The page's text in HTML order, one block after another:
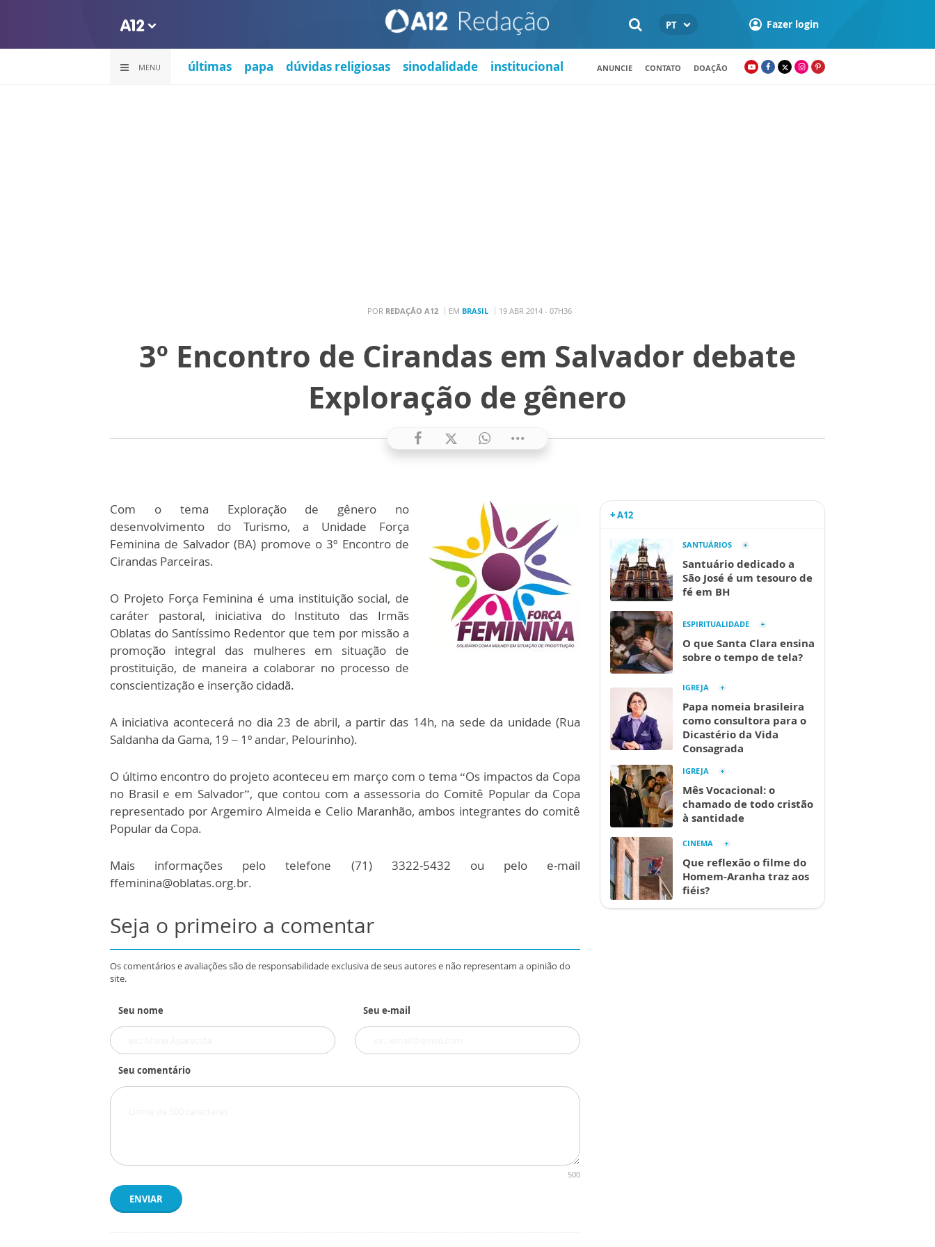
PT Fazer login
MENU últimas papa dúvidas religiosas sinodalidade institucional ANUNCIE CONTATO DOAÇÃO
POR REDAÇÃO A12 EM BRASIL 19 ABR 2014 - 07H36
3º Encontro de Cirandas em Salvador debate
Exploração de gênero
Com o tema Exploração de gênero no
desenvolvimento do Turismo, a Unidade Força
Feminina de Salvador (BA) promove o 3º Encontro de
Cirandas Parceiras.
O Projeto Força Feminina é uma instituição social, de
caráter pastoral, iniciativa do Instituto das Irmãs
Oblatas do Santíssimo Redentor que tem por missão a
promoção integral das mulheres em situação de
prostituição, de maneira a colaborar no processo de
conscientização e inserção cidadã.
A iniciativa acontecerá no dia 23 de abril, a partir das 14h, na sede da unidade (Rua
Saldanha da Gama, 19 – 1º andar, Pelourinho).
O último encontro do projeto aconteceu em março com o tema “Os impactos da Copa
no Brasil e em Salvador”, que contou com a assessoria do Comitê Popular da Copa
representado por Argemiro Almeida e Celio Maranhão, ambos integrantes do comitê
Popular da Copa.
Mais informações pelo telefone (71) 3322-5432 ou pelo e-mail
ffeminina@oblatas.org.br.
Seja o primeiro a comentar
Os comentários e avaliações são de responsabilidade exclusiva de seus autores e não representam a opinião do
site.
Seu nome Seu e-mail
Seu comentário
500
ENVIAR
+ A12
SANTUÁRIOS
Santuário dedicado a
São José é um tesouro de
fé em BH
ESPIRITUALIDADE
O que Santa Clara ensina
sobre o tempo de tela?
IGREJA
Papa nomeia brasileira
como consultora para o
Dicastério da Vida
Consagrada
IGREJA
Mês Vocacional: o
chamado de todo cristão
à santidade
CINEMA
Que reflexão o filme do
Homem-Aranha traz aos
fiéis?